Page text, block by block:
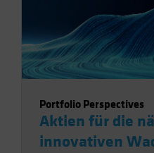
Portfolio Perspectives
Aktien für die
innovativen